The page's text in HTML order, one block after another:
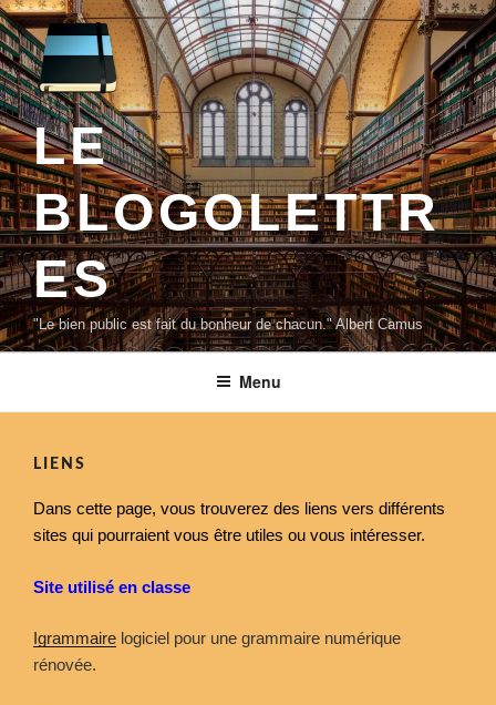
Aller
au
contenu
principal
LE
BLOGOLETTR
ES
"Le bien public est fait du bonheur de chacun." Albert Camus
Menu
LIENS
Dans cette page, vous trouverez des liens vers différents
sites qui pourraient vous être utiles ou vous intéresser.
Site utilisé en classe
Igrammaire logiciel pour une grammaire numérique
rénovée.